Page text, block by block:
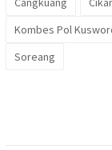
Kombes Pol
Soreang